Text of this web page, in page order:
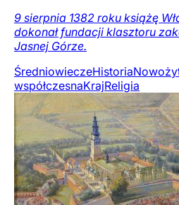
9 sierpnia 1382 roku książę
dokonał fundacji klasztoru
Jasnej Górze.
ŚredniowieczeHistoria
współczesnaKrajReligia